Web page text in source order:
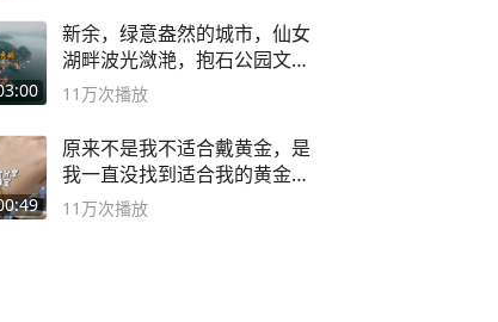
新余，绿意盎然的城市，仙女
湖畔波光潋滟，抱石公园文化
深邃……
11万次播放
原来不是我不适合戴黄金，是
我一直没找到适合我的黄金
😭
11万次播放